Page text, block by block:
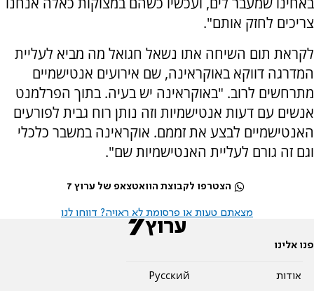
צריכים לחזק אותם".
לקראת תום השיחה אתו נשאל חגואל מה מביא לעליית
המדרגה דווקא באוקראינה, שם אירועים אנטישמיים
מתרחשים לרוב. "באוקראינה יש בעיה. בתוך הפרלמנט
אנשים עם דעות אנטישמיות וזה נותן רוח גבית לפורעים
האנטישמיים לבצע את זממם. אוקראינה במשבר כלכלי
וגם זה גורם לעליית האנטישמיות שם".
הצטרפו לקבוצת הוואטצאפ של ערוץ 7
מצאתם טעות או פרסומת לא ראויה? דווחו לנו
פנו אלינו
אודות
Pусский